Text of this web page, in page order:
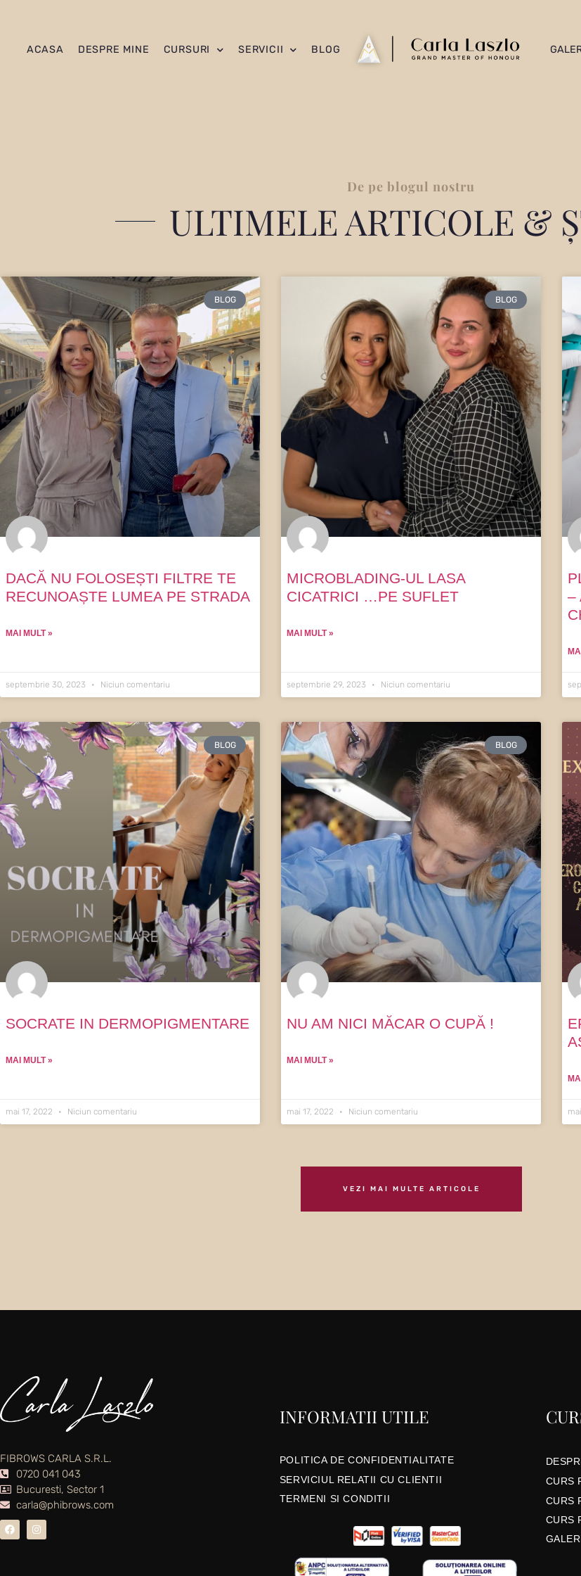
ACASA DESPRE MINE CURSURI SERVICII BLOG
De pe blogul nostru
ULTIMELE ARTICOLE &
BLOG
DACĂ NU FOLOSEȘTI FILTRE TE
RECUNOAȘTE LUMEA PE STRADA
MAI MULT »
septembrie 30, 2023 Niciun comentariu
BLOG
MICROBLADING-UL LASA
CICATRICI …PE SUFLET
MAI MULT »
septembrie 29, 2023 Niciun comentariu
–
BLOG
SOCRATE IN DERMOPIGMENTARE
MAI MULT »
mai 17, 2022 Niciun comentariu
BLOG
NU AM NICI MĂCAR O CUPĂ !
MAI MULT »
mai 17, 2022 Niciun comentariu
VEZI MAI MULTE ARTICOLE
FIBROWS CARLA S.R.L.
0720 041 043
Bucuresti, Sector 1
carla@phibrows.com
INFORMATII UTILE
POLITICA DE CONFIDENTIALITATE
SERVICIUL RELATII CU CLIENTII
TERMENI SI CONDITII
CURS
CURS
CURS